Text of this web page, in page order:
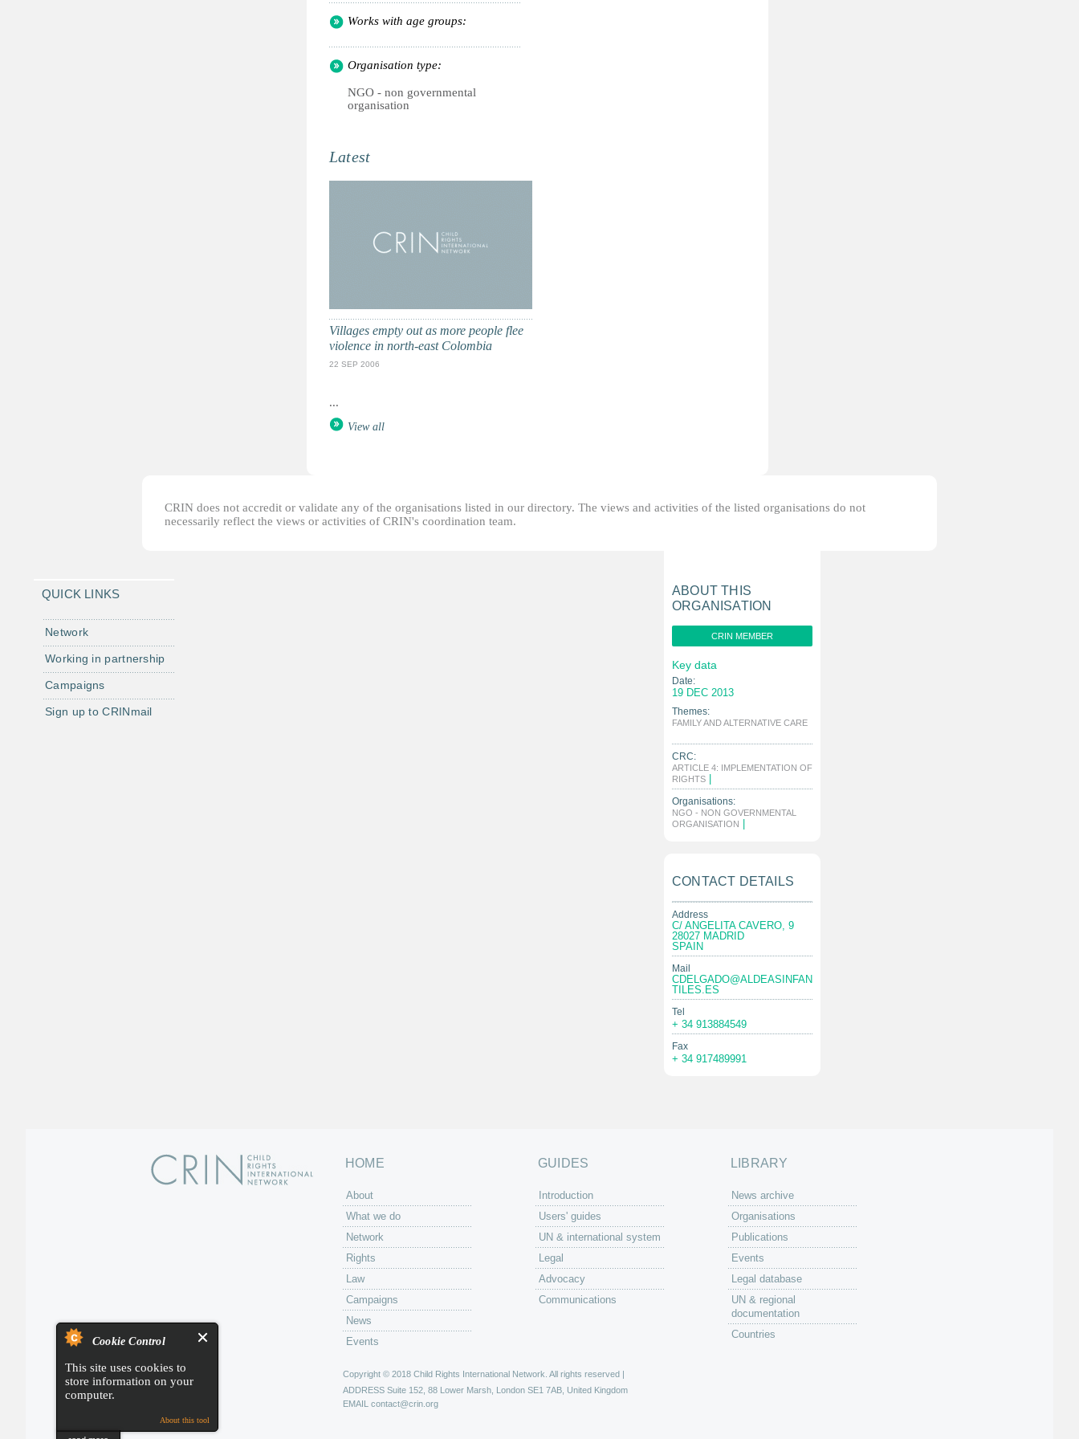
Cookie Control
This site uses cookies to
store information on your
computer.
About this tool
Works with age groups:
Organisation type:
NGO - non governmental
organisation
Latest
Villages empty out as more people flee
violence in north-east Colombia
22 SEP 2006
...
View all
CRIN does not accredit or validate any of the organisations listed in our directory. The views and activities of the listed organisations do not
necessarily reflect the views or activities of CRIN's coordination team.
QUICK LINKS
Network
Working in partnership
Campaigns
Sign up to CRINmail
ABOUT THIS
ORGANISATION
CRIN MEMBER
Key data
Date:
19 DEC 2013
Themes:
FAMILY AND ALTERNATIVE CARE
CRC:
ARTICLE 4: IMPLEMENTATION OF
RIGHTS
Organisations:
NGO - NON GOVERNMENTAL
ORGANISATION
CONTACT DETAILS
Address
C/ ANGELITA CAVERO, 9
28027 MADRID
SPAIN
Mail
CDELGADO@ALDEASINFAN
TILES.ES
Tel
+ 34 913884549
Fax
+ 34 917489991
HOME
About
What we do
Network
Rights
Law
Campaigns
News
Events
GUIDES
Introduction
Users' guides
UN & international system
Legal
Advocacy
Communications
LIBRARY
News archive
Organisations
Publications
Events
Legal database
UN & regional
documentation
Countries
Copyright © 2018 Child Rights International Network. All rights reserved |
ADDRESS Suite 152, 88 Lower Marsh, London SE1 7AB, United Kingdom
EMAIL contact@crin.org